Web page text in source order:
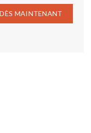
MAINTENANT